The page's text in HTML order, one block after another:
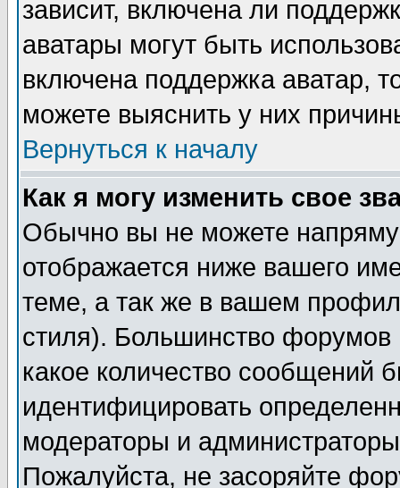
зависит, включена ли
аватары могут быть
включена поддержка аватар,
можете выяснить у них
Вернуться к началу
Как я могу изменить свое
Обычно вы не можете
отображается ниже вашего
теме, а так же в вашем
стиля). Большинство форумов
какое количество сообщений
идентифицировать
модераторы и
Пожалуйста, не засоряйте